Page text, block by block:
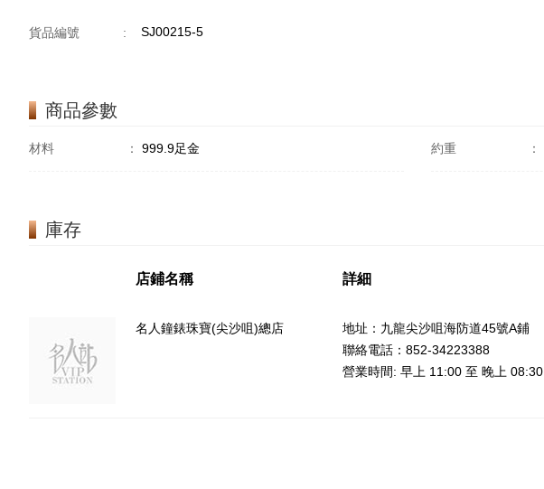
貨品編號 : SJ00215-5
商品參數
材料 ： 999.9足金 約重 ：
庫存
店鋪名稱 詳細
名人鐘錶珠寶(尖沙咀)總店
地址：九龍尖沙咀海防道45號A鋪
聯絡電話：852-34223388
營業時間: 早上 11:00 至 晚上 08:30